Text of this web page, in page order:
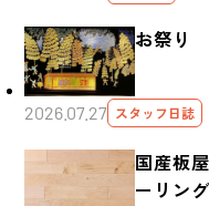
お祭り
2026.07.27 スタッフ日誌
国産板
ーリング